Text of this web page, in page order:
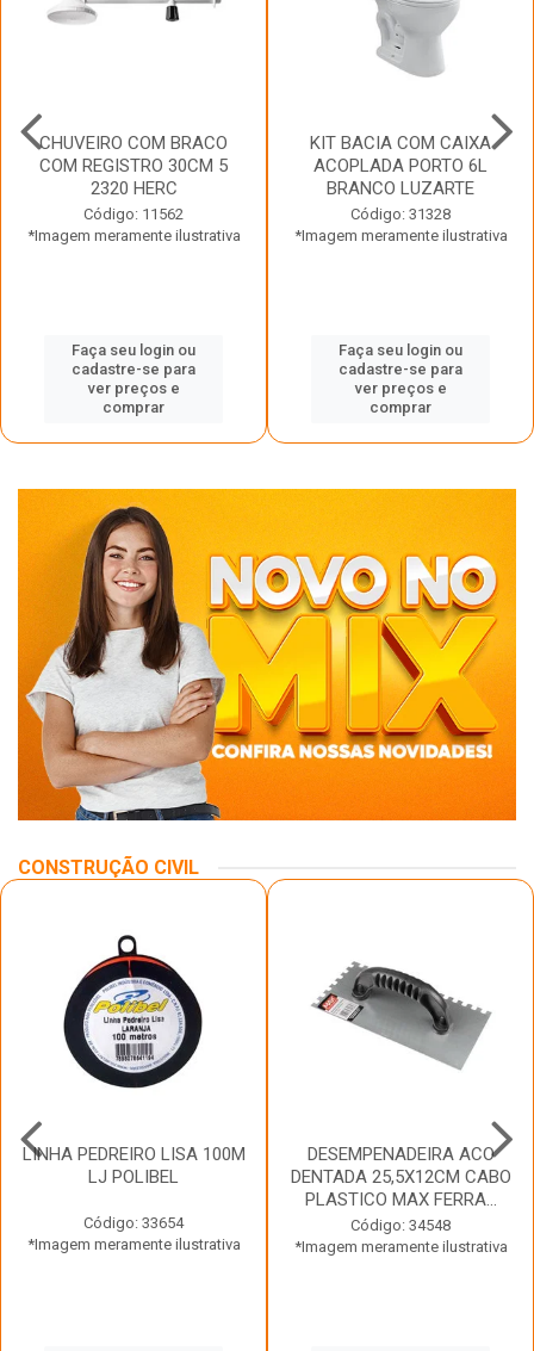
CHUVEIRO COM BRACO
COM REGISTRO 30CM 5
2320 HERC
Código: 11562
*Imagem meramente ilustrativa
Faça seu login ou
cadastre-se para
ver preços e
comprar
KIT BACIA COM CAIXA
ACOPLADA PORTO 6L
BRANCO LUZARTE
Código: 31328
*Imagem meramente ilustrativa
Faça seu login ou
cadastre-se para
ver preços e
comprar
CONSTRUÇÃO CIVIL
LINHA PEDREIRO LISA 100M
LJ POLIBEL
Código: 33654
*Imagem meramente ilustrativa
DESEMPENADEIRA ACO
DENTADA 25,5X12CM CABO
PLASTICO MAX FERRA...
Código: 34548
*Imagem meramente ilustrativa